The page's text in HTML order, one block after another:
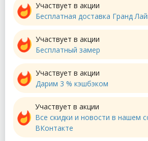
Участвует в акции
Бесплатная доставка Гранд
Участвует в акции
Бесплатный замер
Участвует в акции
Дарим 3 % кэшбэком
Участвует в акции
Все скидки и новости в нашем
ВКонтакте